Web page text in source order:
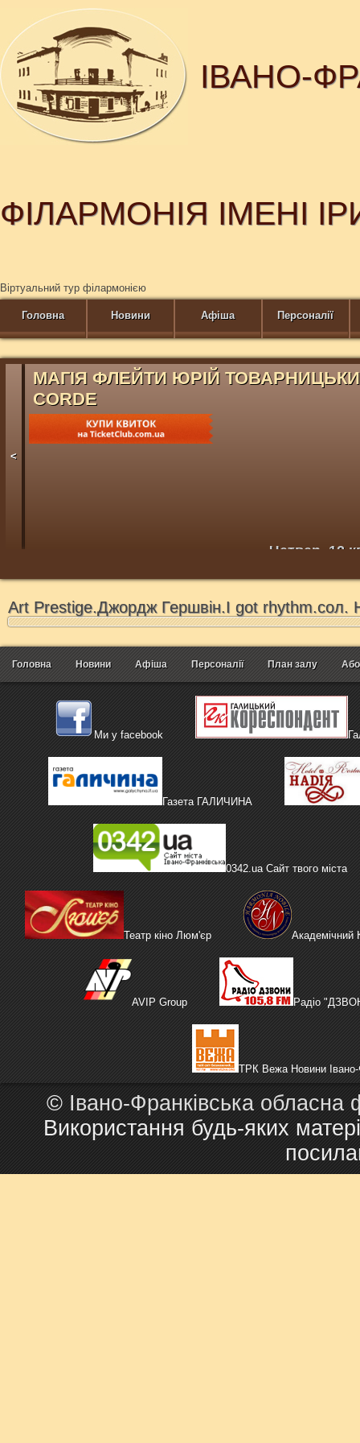
ІВАНО-
ФІЛАРМОНІЯ ІМЕНІ
Віртуальний тур філармонією
Головна Новини Афіша Персоналії
<
МАГІЯ ФЛЕЙТИ ЮРІЙ
CORDE
Четвер, 12
Art Prestige.Джордж Гершвін.I got rhythm.сол.
Головна Новини Афіша Персоналії План залу
Ми у facebook
Газета ГАЛИЧИНА
0342.ua Сайт твого міста
Театр кіно Люм'єр Академічний
AVIP Group Радіо
ТРК Вежа Новини Івано-
© Івано-Франківська обласна
Використання будь-яких